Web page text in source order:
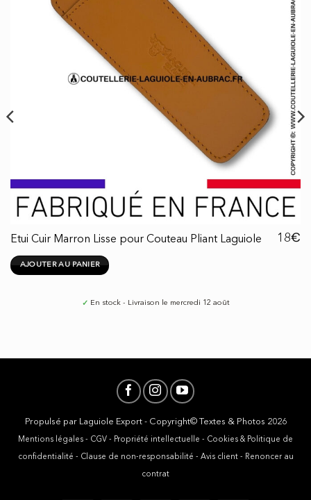
Etui Cuir Marron Lisse pour Couteau Pliant Laguiole 18€
AJOUTER AU PANIER
✓ En stock - Livraison le mercredi 12 août
Propulsé par Laguiole Export- Copyright© Textes & Photos 2026
Mentions légales - CGV - Propriété intellectuelle - Cookies & Politique de
confidentialité - Clause de non-responsabilité - Avis client- Renoncer au
contrat